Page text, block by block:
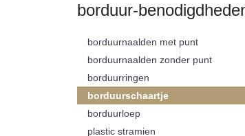
borduur-
borduurnaalden met punt
borduurnaalden zonder punt
borduurringen
borduurschaartje
borduurloep
plastic stramien